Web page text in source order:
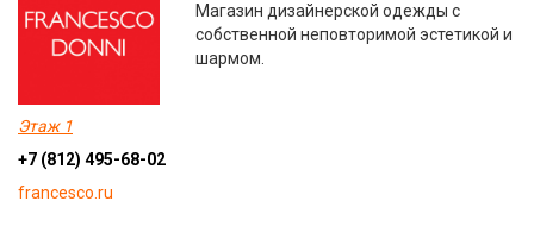
Магазин дизайнерской одежды с
собственной неповторимой эстетикой и
шармом.
Этаж 1
+7 (812) 495-68-02
francesco.ru